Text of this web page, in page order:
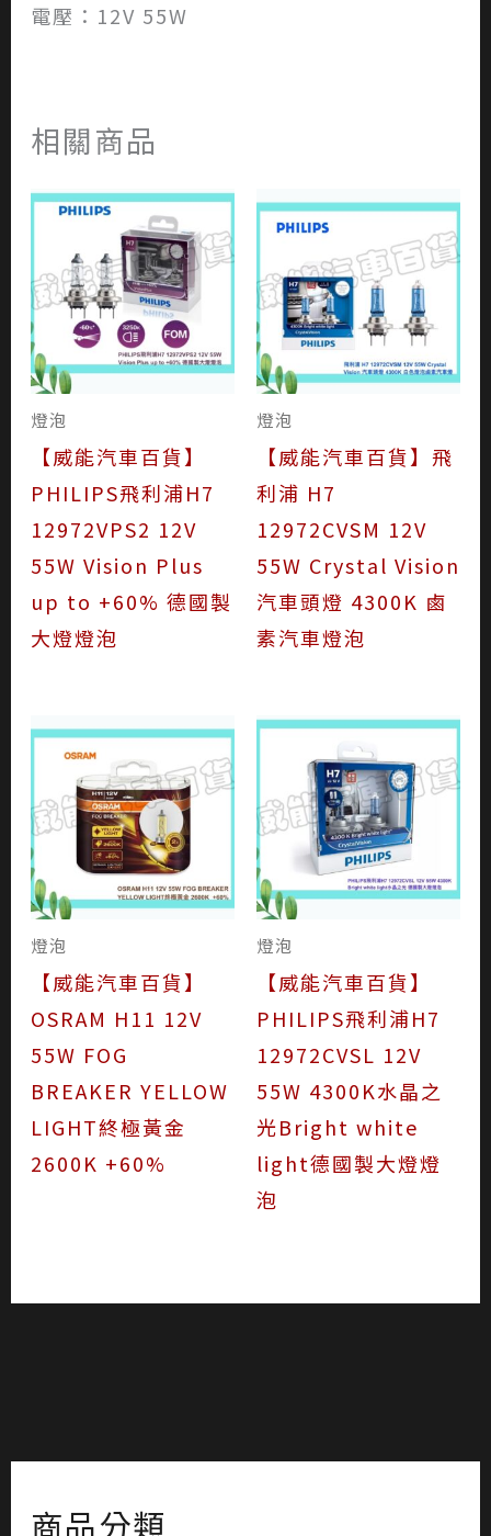
商品分類
電壓：12V 55W
相關商品
燈泡
【威能汽車百貨】
PHILIPS飛利浦H7
12972VPS2 12V
55W Vision Plus
up to +60% 德國製
大燈燈泡
燈泡
【威能汽車百貨】飛
利浦 H7
12972CVSM 12V
55W Crystal Vision
汽車頭燈 4300K 鹵
素汽車燈泡
燈泡
【威能汽車百貨】
OSRAM H11 12V
55W FOG
BREAKER YELLOW
LIGHT終極黃金
2600K +60%
燈泡
【威能汽車百貨】
PHILIPS飛利浦H7
12972CVSL 12V
55W 4300K水晶之
光Bright white
light德國製大燈燈
泡